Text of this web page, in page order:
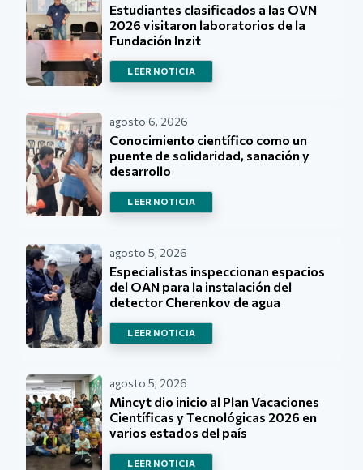
Estudiantes clasificados a las OVN
2026 visitaron laboratorios de la
Fundación Inzit
LEER NOTICIA
agosto 6, 2026
Conocimiento científico como un
puente de solidaridad, sanación y
desarrollo
LEER NOTICIA
agosto 5, 2026
Especialistas inspeccionan espacios
del OAN para la instalación del
detector Cherenkov de agua
LEER NOTICIA
agosto 5, 2026
Mincyt dio inicio al Plan Vacaciones
Científicas y Tecnológicas 2026 en
varios estados del país
LEER NOTICIA